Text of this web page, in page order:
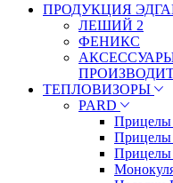
ПРОДУКЦИЯ
ЛЕШИЙ 2
ФЕНИКС
ТЕПЛОВИЗОРЫ
PARD
Прицелы
Прицелы
Прицелы